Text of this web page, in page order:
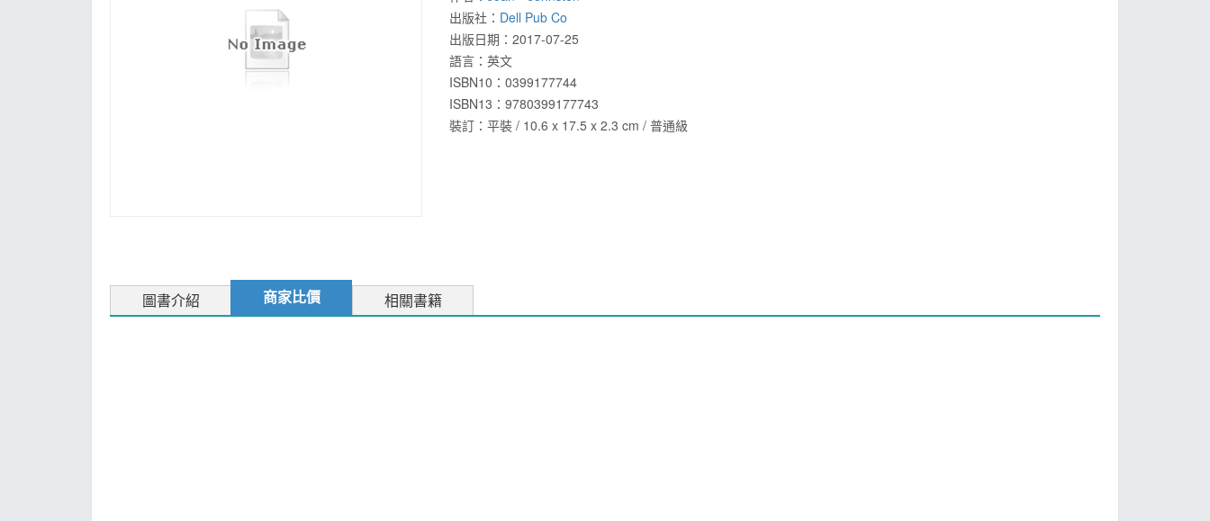
出版社： Dell Pub Co
出版日期： 2017-07-25
語言： 英文
ISBN10：0399177744
ISBN13： 9780399177743
裝訂：平裝 / 10.6 x 17.5 x 2.3 cm / 普通級
圖書介紹 商家比價 相關書籍